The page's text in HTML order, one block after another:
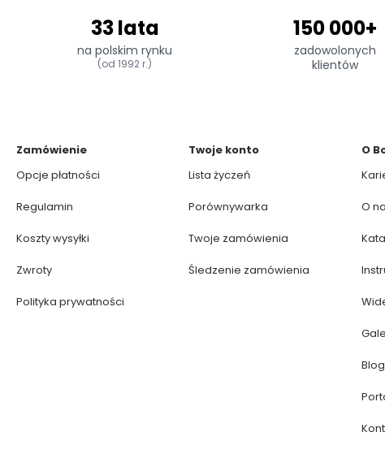
33 lata
na polskim rynku
(od 1992 r.)
150 000+
zadowolonych
klientów
Zamówienie
Opcje płatności
Regulamin
Koszty wysyłki
Zwroty
Polityka prywatności
Twoje konto
Lista życzeń
Porównywarka
Twoje zamówienia
Śledzenie zamówienia
O
O
Blog